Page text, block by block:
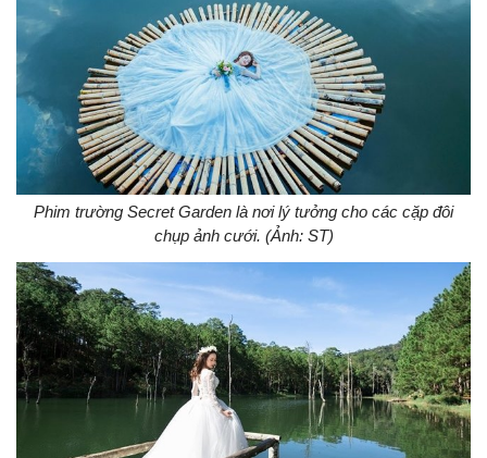
Phim trường Secret Garden là nơi lý tưởng cho các cặp đôi
chụp ảnh cưới. (Ảnh: ST)